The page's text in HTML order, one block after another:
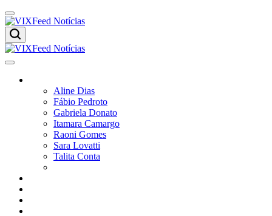
Aline Dias
Fábio Pedroto
Gabriela Donato
Itamara Camargo
Raoni Gomes
Sara Lovatti
Talita Conta